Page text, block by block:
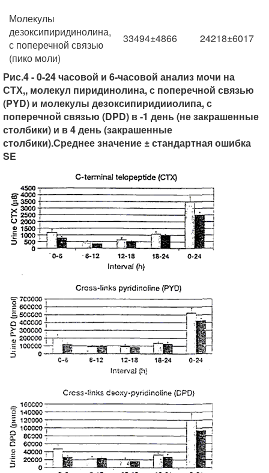
Молекулы
дезоксипиридинолина,
с поперечной связью
(пико моли)
33494±4866 24218±6017
Рис.4 - 0-24 часовой и 6-часовой анализ мочи на
СТХ,, молекул пиридинолина, с поперечной связью
(PYD) и молекулы дезоксипиридииолипа, с
поперечной связью (DPD) в -1 день (не закрашенные
столбики) и в 4 день (закрашенные
столбики).Среднее значение ± стандартная ошибка
SE